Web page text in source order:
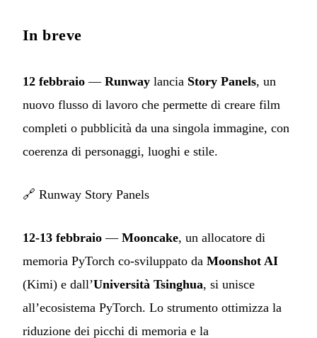
In breve
12 febbraio — Runway lancia Story Panels, un
nuovo flusso di lavoro che permette di creare film
completi o pubblicità da una singola immagine, con
coerenza di personaggi, luoghi e stile.
🔗 Runway Story Panels
12-13 febbraio — Mooncake, un allocatore di
memoria PyTorch co-sviluppato da Moonshot AI
(Kimi) e dall’Università Tsinghua, si unisce
all’ecosistema PyTorch. Lo strumento ottimizza la
riduzione dei picchi di memoria e la